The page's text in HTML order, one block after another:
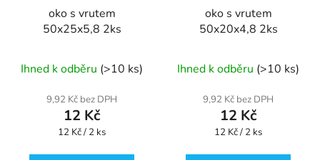
oko s vrutem
50x25x5,8 2ks
Ihned k odběru (>10 ks)
9,92 Kč bez DPH
12 Kč
Měrná
12 Kč / 2 ks
oko s vrutem
50x20x4,8 2ks
Ihned k odběru (>10 ks)
9,92 Kč bez DPH
12 Kč
Měrná
12 Kč / 2 ks